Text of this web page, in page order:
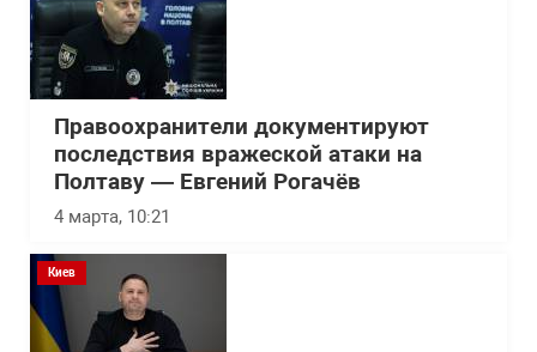
Правоохранители документируют
последствия вражеской атаки на
Полтаву — Евгений Рогачёв
4 марта, 10:21
Киев